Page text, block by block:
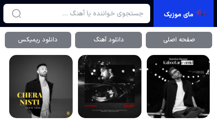
مای موزیک
صفحه اصلی دانلود آهنگ دانلود ریمیکس